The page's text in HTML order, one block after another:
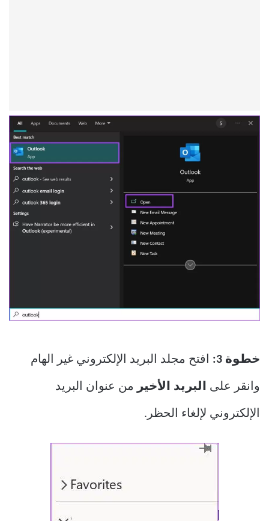
خطوة 3: افتح مجلد البريد الإلكتروني غير الهام
وانقر على البريد الأخير من عنوان البريد
الإلكتروني لإلغاء الحظر.